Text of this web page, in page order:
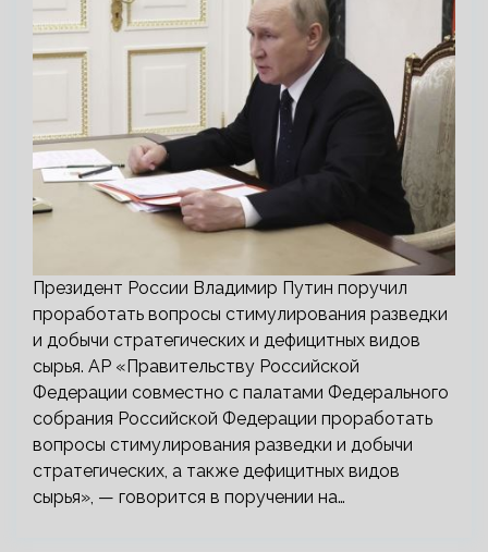
Президент России Владимир Путин поручил
проработать вопросы стимулирования разведки
и добычи стратегических и дефицитных видов
сырья. AP «Правительству Российской
Федерации совместно с палатами Федерального
собрания Российской Федерации проработать
вопросы стимулирования разведки и добычи
стратегических, а также дефицитных видов
сырья», — говорится в поручении на…